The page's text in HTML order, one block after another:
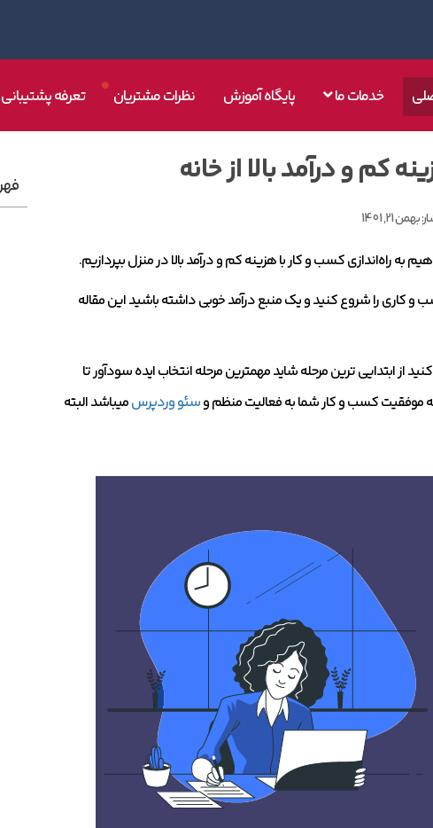
خدمات ما پایگاه آموزش نظرات مشتریان تعرفه پشتیبانی
کم و درآمد بالا از خانه
بهمن 21, 1401
به راه‌اندازی کسب و کار با هزینه کم و درآمد بالا در منزل بپردازیم.
کاری را شروع کنید و یک منبع درآمد خوبی داشته باشید این مقاله
از ابتدایی ترین مرحله شاید مهمترین مرحله انتخاب ایده سودآور تا
موفقیت کسب و کار شما به فعالیت منظم وسئو وردپرسمیباشد البته